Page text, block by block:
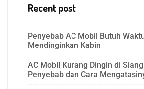
Recent post
Penyebab AC Mobil Butuh
Mendinginkan Kabin
AC Mobil Kurang Dingin di
Penyebab dan Cara